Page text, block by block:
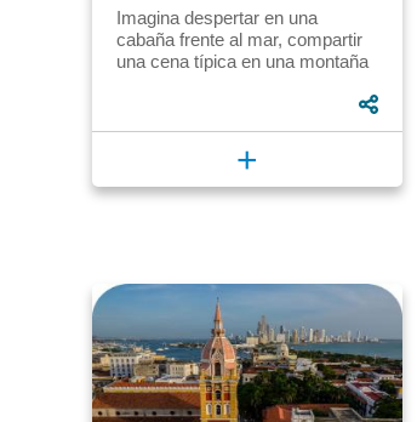
Imagina despertar en una
cabaña frente al mar, compartir
una cena típica en una montaña
+